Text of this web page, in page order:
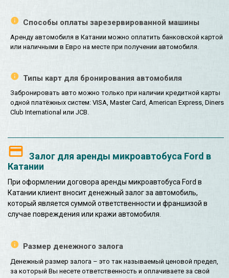
Способы оплаты зарезервированной машины
Аренду автомобиля в Катании можно оплатить банковской картой
или наличными в Евро на месте при получении автомобиля.
Типы карт для бронирования автомобиля
Забронировать авто можно только при наличии кредитной карты
одной платёжных систем: VISA, Master Card, American Express, Diners
Club International или JCB.
Залог для аренды микроавтобуса Ford в
Катании
При оформлении договора аренды микроавтобуса Ford в
Катании клиент вносит денежный залог за автомобиль,
который является суммой ответственности и франшизой в
случае повреждения или кражи автомобиля.
Размер денежного залога
Денежный размер залога – это так называемый ценовой предел,
за который Вы несете ответственность и оплачиваете за свой